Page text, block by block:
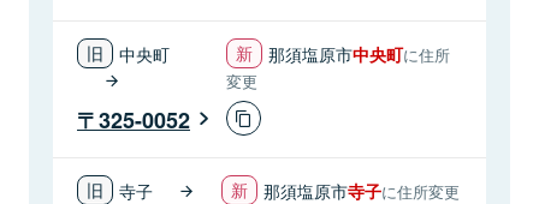
中央町 那須塩原市中央町に住所
変更
325-0052
寺子 那須塩原市寺子に住所変更